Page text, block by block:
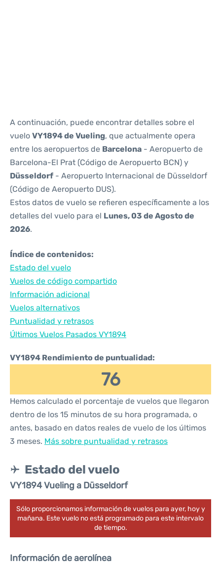
A continuación, puede encontrar detalles sobre el
vuelo VY1894 de Vueling, que actualmente opera
entre los aeropuertos de Barcelona - Aeropuerto de
Barcelona-El Prat (Código de Aeropuerto BCN) y
Düsseldorf - Aeropuerto Internacional de Düsseldorf
(Código de Aeropuerto DUS).
Estos datos de vuelo se refieren específicamente a los
detalles del vuelo para el Lunes, 03 de Agosto de
2026.
Índice de contenidos:
Estado del vuelo
Vuelos de código compartido
Información adicional
Vuelos alternativos
Puntualidad y retrasos
Últimos Vuelos Pasados VY1894
VY1894 Rendimiento de puntualidad:
76
Hemos calculado el porcentaje de vuelos que llegaron
dentro de los 15 minutos de su hora programada, o
antes, basado en datos reales de vuelo de los últimos
3 meses. Más sobre puntualidad y retrasos
Estado del vuelo
VY1894 Vueling a Düsseldorf
Sólo proporcionamos información de vuelos para ayer, hoy y
mañana. Este vuelo no está programado para este intervalo
de tiempo.
Información de aerolínea